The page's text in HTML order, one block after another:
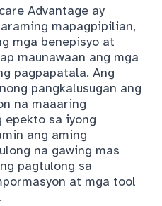
Advantage ay
mapagpipilian,
mga benepisyo at
maunawaan ang mga
pagpapatala. Ang
pangkalusugan ang
na maaaring
epekto sa iyong
ang aming
na gawing mas
pagtulong sa
at mga tool